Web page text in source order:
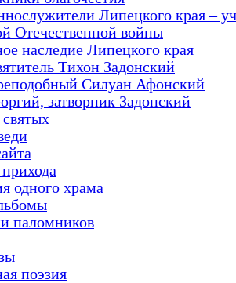
Липецкого края –
Отечественной войны
наследие Липецкого края
Тихон Задонский
Силуан Афонский
затворник Задонский
одного храма
паломников
поэзия